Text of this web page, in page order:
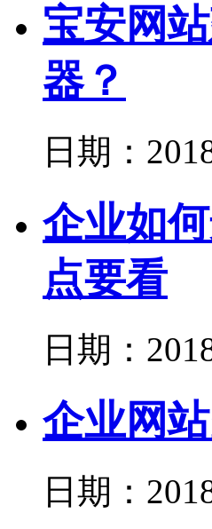
宝安网
器？
日期：
企业如
点要看
日期：
企业网
日期：